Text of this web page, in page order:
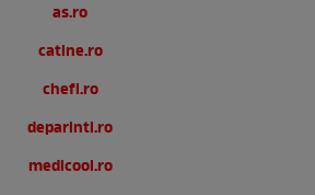
as.ro
catine.ro
chefi.ro
deparinti.ro
medicool.ro